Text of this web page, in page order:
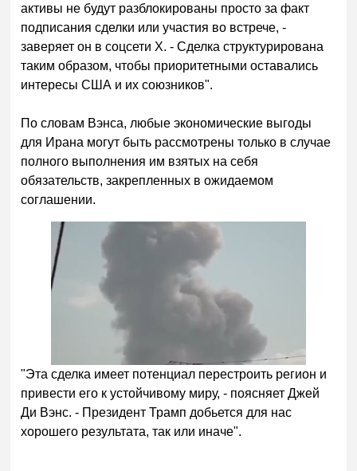
активы не будут разблокированы просто за факт
подписания сделки или участия во встрече, -
заверяет он в соцсети X. - Сделка структурирована
таким образом, чтобы приоритетными оставались
интересы США и их союзников".
По словам Вэнса, любые экономические выгоды
для Ирана могут быть рассмотрены только в случае
полного выполнения им взятых на себя
обязательств, закрепленных в ожидаемом
соглашении.
"Эта сделка имеет потенциал перестроить регион и
привести его к устойчивому миру, - поясняет Джей
Ди Вэнс. - Президент Трамп добьется для нас
хорошего результата, так или иначе".